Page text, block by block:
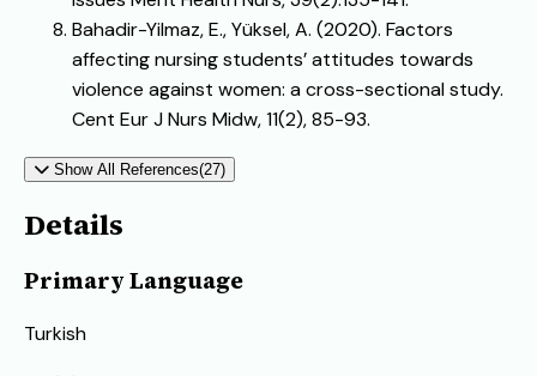
Bahadir-Yilmaz, E., Yüksel, A. (2020). Factors
affecting nursing students’ attitudes towards
violence against women: a cross-sectional study.
Cent Eur J Nurs Midw, 11(2), 85-93.
Show All References(27)
Details
Primary Language
Turkish